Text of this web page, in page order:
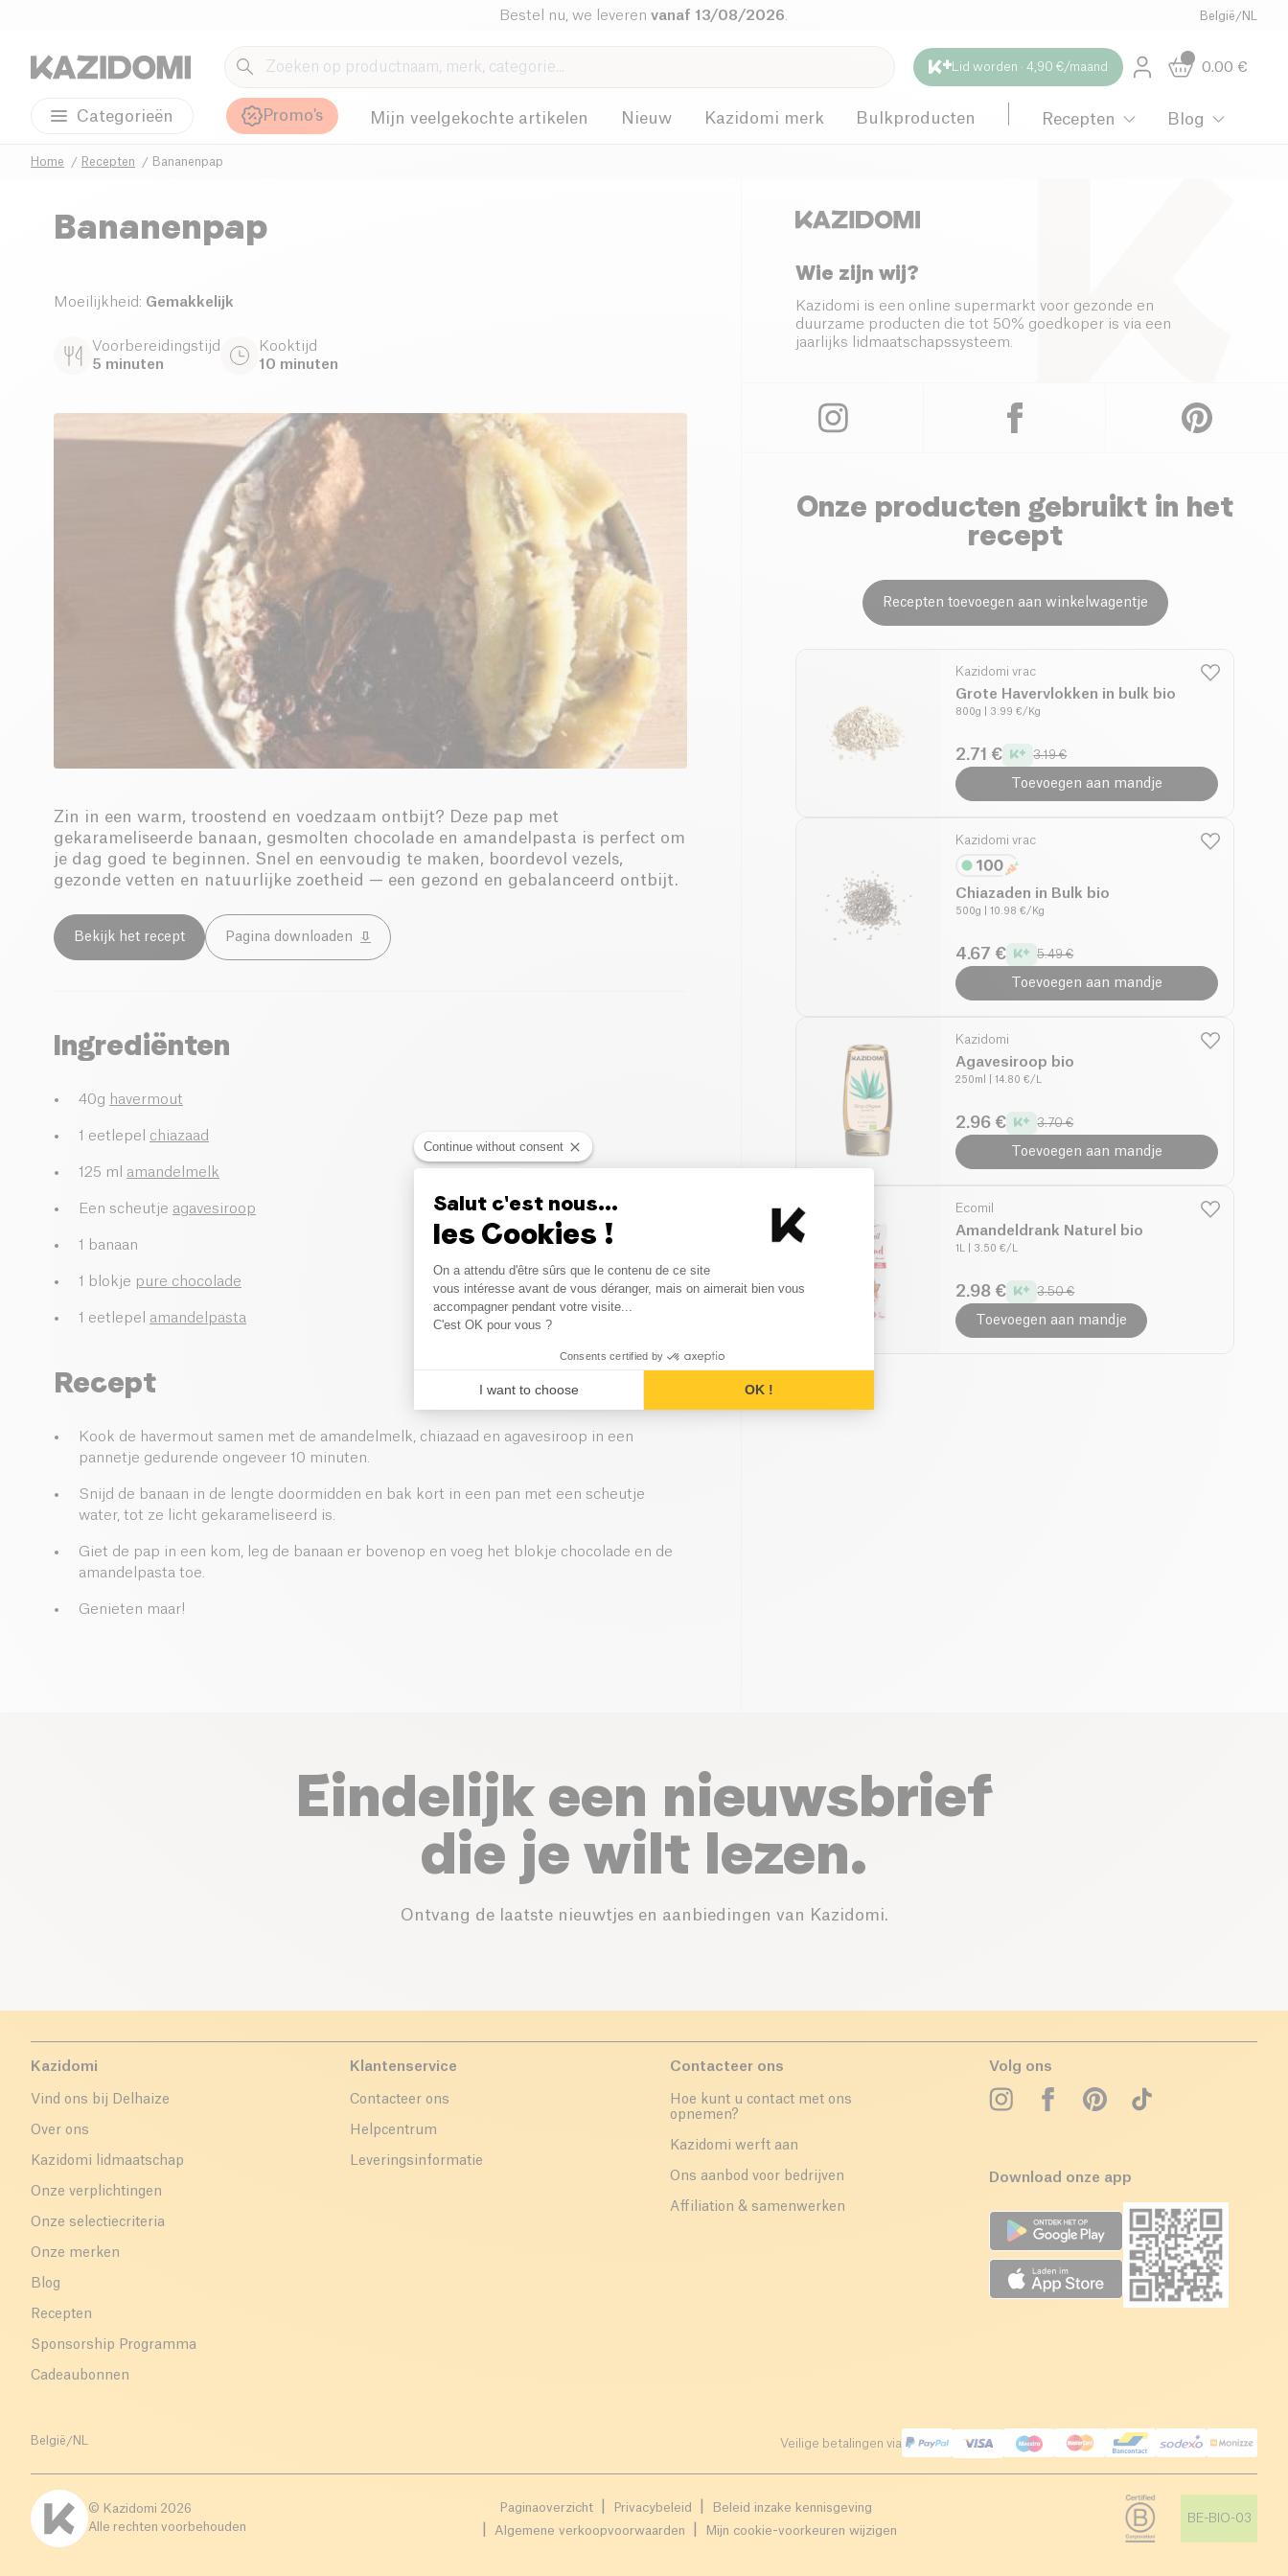
Bestel nu, we leverenvanaf 13/08/2026 België /NL
Lid worden · 4,90 €/maand 0.00 €
Categorieën Promo's Mijn veelgekochte artikelen Nieuw Kazidomi merk Bulkproducten Recepten Blog
Home Recepten Bananenpap
Bananenpap
Moeilijkheid : Gemakkelijk
Voorbereidingstijd
5 minuten
Kooktijd
10 minuten
Zin in een warm, troostend en voedzaam ontbijt? Deze pap met
gekarameliseerde banaan, gesmolten chocolade en amandelpasta is perfect om
je dag goed te beginnen. Snel en eenvoudig te maken, boordevol vezels,
gezonde vetten en natuurlijke zoetheid — een gezond en gebalanceerd ontbijt.
Bekijk het recept Pagina downloaden
Ingrediënten
40g havermout
1 eetlepel chiazaad
125 ml amandelmelk
Een scheutje agavesiroop
1 banaan
1 blokje pure chocolade
1 eetlepel amandelpasta
Recept
Kook de havermout samen met de amandelmelk, chiazaad en agavesiroop in een
pannetje gedurende ongeveer 10 minuten.
Snijd de banaan in de lengte doormidden en bak kort in een pan met een scheutje
water, tot ze licht gekarameliseerd is.
Giet de pap in een kom, leg de banaan er bovenop en voeg het blokje chocolade en de
amandelpasta toe.
Genieten maar!
Wie zijn wij?
Kazidomi is een online supermarkt voor gezonde en
duurzame producten die tot 50% goedkoper is via een
jaarlijks lidmaatschapssysteem.
Onze producten gebruikt in het
recept
Recepten toevoegen aan winkelwagentje
Kazidomi vrac
Grote Havervlokken in bulk bio
800g | 3.99 €/Kg
2.71 € 3.19 €
Toevoegen aan mandje
Kazidomi vrac
Chiazaden in Bulk bio
500g | 10.98 €/Kg
4.67 € 5.49 €
Toevoegen aan mandje
Kazidomi
Agavesiroop bio
250ml | 14.80 €/L
2.96 € 3.70 €
Toevoegen aan mandje
Ecomil
Amandeldrank Naturel bio
1L | 3.50 €/L
2.98 € 3.50 €
Toevoegen aan mandje
Eindelijk een nieuwsbrief
die je wilt lezen.
Ontvang de laatste nieuwtjes en aanbiedingen van Kazidomi.
Kazidomi
Vind ons bij Delhaize
Over ons
Kazidomi lidmaatschap
Onze verplichtingen
Onze selectiecriteria
Onze merken
Blog
Recepten
Sponsorship Programma
Cadeaubonnen
Klantenservice
Contacteer ons
Helpcentrum
Leveringsinformatie
Contacteer ons
Hoe kunt u contact met ons
opnemen?
Kazidomi werft aan
Ons aanbod voor bedrijven
Affiliation & samenwerken
Volg ons
Download onze app
België/ NL Veilige betalingen via
© Kazidomi 2026
Alle rechten voorbehouden
Paginaoverzicht Privacybeleid
Beleid inzake kennisgeving
Algemene verkoopvoorwaarden
Mijn cookie-voorkeuren wijzigen
BE-BIO-03
Continue without consent
Salut c'est nous...
les Cookies !
Consent Management Platform: Personalize Your Options
On a attendu d'être sûrs que le contenu de ce site
vous intéresse avant de vous déranger, mais on aimerait bien vous
accompagner pendant votre visite...
C'est OK pour vous ?
Consents certified by
I want to choose OK !
Axeptio consent